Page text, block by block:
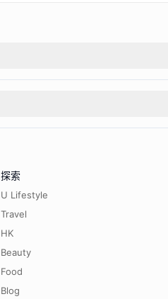
探索
U Lifestyle
Travel
HK
Beauty
Food
Blog